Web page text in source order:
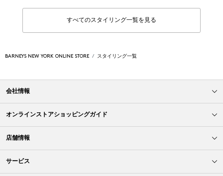
すべてのスタイリング一覧を見る
BARNEYS NEW YORK ONLINE STORE スタイリング一覧
会社情報
オンラインストアショッピングガイド
店舗情報
サービス